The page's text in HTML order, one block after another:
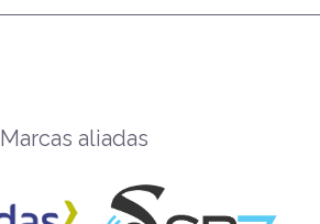
Marcas aliadas